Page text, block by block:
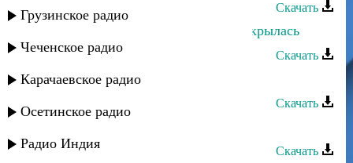
Грузинское радио
Чеченское радио
Карачаевское радио
Осетинское радио
Радио Индия
Скачать
Зарема Гаджиева - Душа инеем покрылась
Скачать
Зарема Гаджиева - Хэй, милый
Скачать
Скачать